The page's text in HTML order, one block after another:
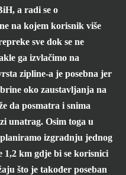
a radi se o
na kojem korisnik više
sve dok se ne
ga izvlačimo na
zipline-a je posebna jer
oko zaustavljanja na
da posmatra i snima
unatrag. Osim toga u
izgradnju jednog
1,2 km gdje bi se korisnici
što je također poseban